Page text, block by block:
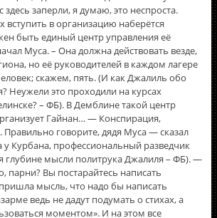
здесь заперли, я думаю, это неспроста.
в организацию наберётся
быть единый центр управления её
Муса. – Она должна действовать везде,
но её руководителей в каждом лагере
скажем, пять. (И как Джалиль обо
Неужели это проходили на курсах
– ФБ). В Демблине такой центр
Гайнан… — Конспирация,
говорите, дядя Муса — сказал
у Курбана, профессиональный разведчик
глубине мысли политрука Джалиля – ФБ). —
Вы постарайтесь написать
мысль, что надо бы написать
ведь не дадут подумать о стихах, а
моментом». И на этом все